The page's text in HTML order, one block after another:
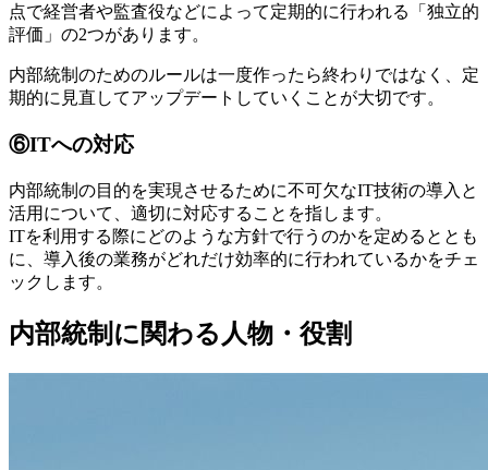
点で経営者や監査役などによって定期的に行われる「独立的
評価」の2つがあります。
内部統制のためのルールは一度作ったら終わりではなく、定
期的に見直してアップデートしていくことが大切です。
⑥ITへの対応
内部統制の目的を実現させるために不可欠なIT技術の導入と
活用について、適切に対応することを指します。
ITを利用する際にどのような方針で行うのかを定めるととも
に、導入後の業務がどれだけ効率的に行われているかをチェ
ックします。
内部統制に関わる人物・役割